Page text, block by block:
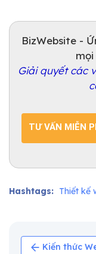
BizWebsite -
Giải quyết các
TƯ VẤN MIỄN
Hashtags: Thiết kế
Kiến thức